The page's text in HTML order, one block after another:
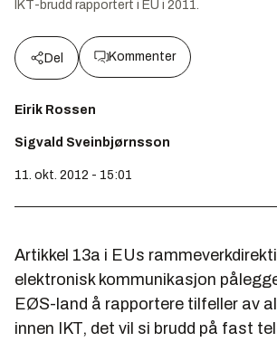
IKT-brudd rapportert i EU i 2011.
Del Kommenter
Eirik Rossen
Sigvald Sveinbjørnsson
11. okt. 2012 - 15:01
Artikkel 13a i EUs
elektronisk kommunikasjon
EØS-land å rapportere tilfeller av
innen IKT, det vil si brudd på fast